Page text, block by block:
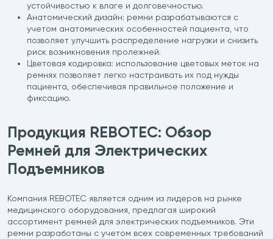
устойчивостью к влаге и долговечностью.
Анатомический дизайн: ремни разрабатываются с
учетом анатомических особенностей пациента, что
позволяет улучшить распределение нагрузки и снизить
риск возникновения пролежней.
Цветовая кодировка: использование цветовых меток на
ремнях позволяет легко настраивать их под нужды
пациента, обеспечивая правильное положение и
фиксацию.
Продукция REBOTEC: Обзор
Ремней для Электрических
Подъемников
Компания REBOTEC является одним из лидеров на рынке
медицинского оборудования, предлагая широкий
ассортимент ремней для электрических подъемников. Эти
ремни разработаны с учетом всех современных требований